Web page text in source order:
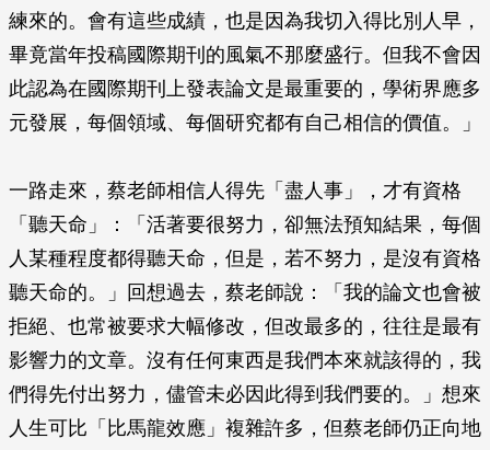
練來的。會有這些成績，也是因為我切入得比別人早，
畢竟當年投稿國際期刊的風氣不那麼盛行。但我不會因
此認為在國際期刊上發表論文是最重要的，學術界應多
元發展，每個領域、每個研究都有自己相信的價值。」
一路走來，蔡老師相信人得先「盡人事」，才有資格
「聽天命」：「活著要很努力，卻無法預知結果，每個
人某種程度都得聽天命，但是，若不努力，是沒有資格
聽天命的。」回想過去，蔡老師說：「我的論文也會被
拒絕、也常被要求大幅修改，但改最多的，往往是最有
影響力的文章。沒有任何東西是我們本來就該得的，我
們得先付出努力，儘管未必因此得到我們要的。」想來
人生可比「比馬龍效應」複雜許多，但蔡老師仍正向地